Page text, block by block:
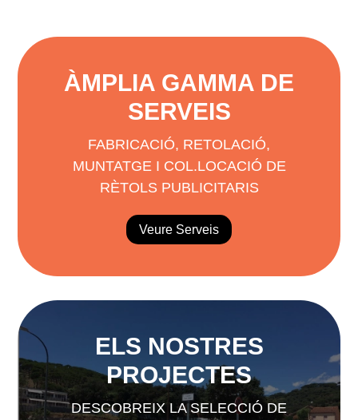
ÀMPLIA GAMMA DE
SERVEIS
FABRICACIÓ, RETOLACIÓ,
MUNTATGE I COL.LOCACIÓ DE
RÈTOLS PUBLICITARIS
Veure Serveis
ELS NOSTRES
PROJECTES
DESCOBREIX LA SELECCIÓ DE